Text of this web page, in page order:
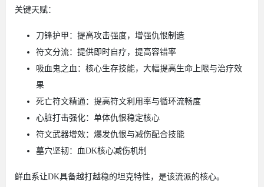
关键天赋：
刀锋护甲：提高攻击强度，增强仇恨制造
符文分流：提供即时自疗，提高容错率
吸血鬼之血：核心生存技能，大幅提高生命上限与治疗效
果
死亡符文精通：提高符文利用率与循环流畅度
心脏打击强化：单体仇恨稳定核心
符文武器增效：爆发仇恨与减伤配合技能
墓穴坚韧：血DK核心减伤机制
鲜血系让DK具备越打越稳的坦克特性，是该流派的核心。